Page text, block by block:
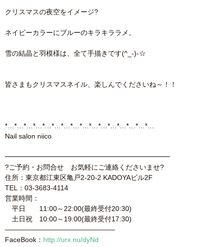
クリスマスの夜空をイメージ?
ネイビーカラーにブルーのキラキララメ。
雪の結晶と羽模様は、全て手描きです(^_-)-☆
皆さまもクリスマスネイル、楽しんでくださいね～！！
*…*…*…*…*…*…*…*…*…*…*…*…*…*…*…*…
Nail salon niico
━━━━━━━━━━━━━━━━━━━━━━━━
?ご予約・お問合せ お気軽にご連絡くださいませ?
住所：東京都江東区亀戸2-20-2 KADOYAビル2F
TEL：03-3683-4114
営業時間：
平日 11:00～22:00(最終受付20:30)
土日祝 10:00～19:00(最終受付17:30)
————————————————
FaceBook： http://urx.nu/dyNd